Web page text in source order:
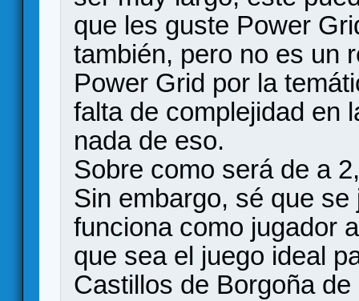
que les guste Power
también, pero no es un
Power Grid por la
falta de complejidad en
nada de eso.
Sobre como será de a
Sin embargo, sé que
funciona como jugador
que sea el juego ideal
Castillos de Borgoña